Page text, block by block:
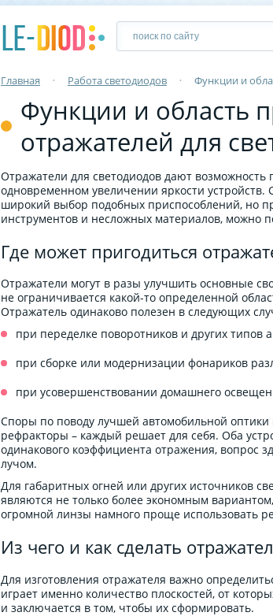
Главная • Работа светодиодов • Функции и
Функции и область
отражателей для
Отражатели для светодиодов дают
одновременном увеличении яркости
широкий выбор подобных приспособлений, но
инструментов и несложных материалов, можно
Где может пригодиться
Отражатели могут в разы улучшить основные
не ограничивается какой-то определенной
Отражатель одинаково полезен в следующих
при переделке поворотников и других типов
при сборке или модернизации фонариков
при усовершенствовании домашнего
Споры по поводу лучшей автомобильной
рефракторы – каждый решает для себя. Оба
одинакового коэффициента отражения, вопрос
лучом.
Для габаритных огней или других источников
являются не только более экономным
огромной линзы намного проще использовать
Из чего и как сделать
Для изготовления отражателя важно
играет именно количество плоскостей, от
и заключается в том, чтобы их сформировать.